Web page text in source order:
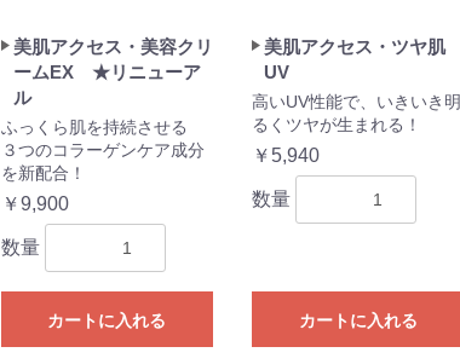
美肌アクセス・美容クリ
ームEX ★リニューア
ル
ふっくら肌を持続させる
３つのコラーゲンケア成分
を新配合！
￥9,900
数量
カートに入れる
美肌アクセス・ツヤ肌
UV
高いUV性能で、いきいき明
るくツヤが生まれる！
￥5,940
数量
カートに入れる